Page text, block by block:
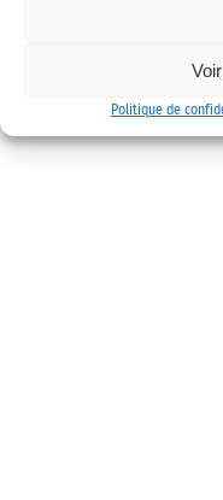
Politique de